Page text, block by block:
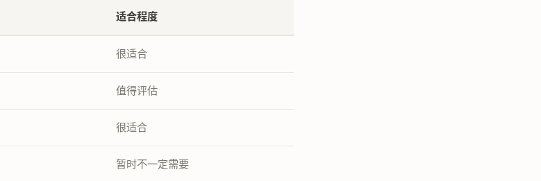
适合程度
很适合
值得评估
很适合
暂时不一定需要